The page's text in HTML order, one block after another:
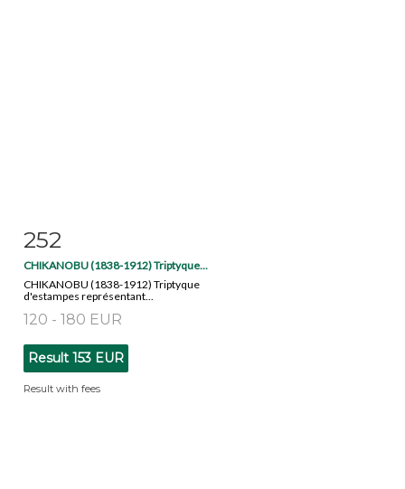
Item detail
252
CHIKANOBU (1838-1912) Triptyque...
CHIKANOBU (1838-1912) Triptyque
d'estampes représentant...
120 - 180 EUR
Result 153 EUR
Result with fees